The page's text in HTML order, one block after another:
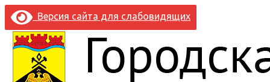
Версия сайта для слабовидящих